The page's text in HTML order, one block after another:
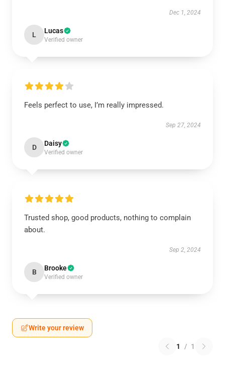
Dec 1, 2024
L Lucas
Verified owner
Feels perfect to use, I’m really impressed.
Sep 27, 2024
D Daisy
Verified owner
Trusted shop, good products, nothing to complain
about.
Sep 2, 2024
B Brooke
Verified owner
Write your review
1 / 1